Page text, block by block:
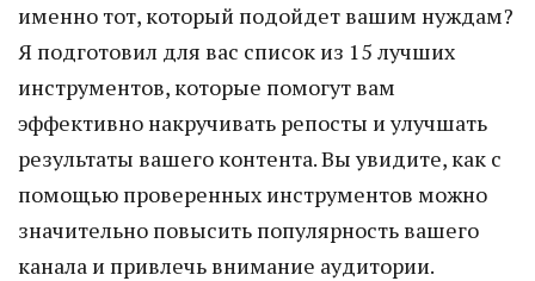
именно тот, который подойдет вашим нуждам?
Я подготовил для вас список из 15 лучших
инструментов, которые помогут вам
эффективно накручивать репосты и улучшать
результаты вашего контента. Вы увидите, как с
помощью проверенных инструментов можно
значительно повысить популярность вашего
канала и привлечь внимание аудитории.